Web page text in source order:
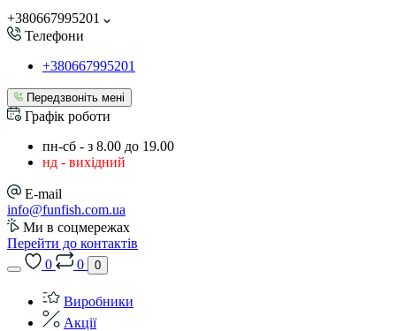
+380667995201
Телефони
+380667995201
Передзвоніть мені
Графік роботи
пн-сб - з 8.00 до 19.00
нд - вихідний
E-mail
info@funfish.com.ua
Ми в соцмережах
Перейти до контактів
0
0 0
Виробники
Акції